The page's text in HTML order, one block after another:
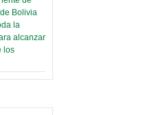
Bolivia
la
alcanzar
los